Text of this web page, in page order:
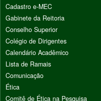
Cadastro e-MEC
Gabinete da Reitoria
Conselho Superior
Colégio de Dirigentes
Calendário Acadêmico
Lista de Ramais
Comunicação
Ética
Comitê de Ética na Pesquisa